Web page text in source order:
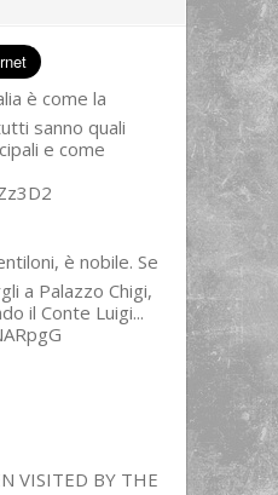
è come la
sanno quali
e come
è nobile. Se
a Palazzo Chigi,
il Conte Luigi...
VISITED BY THE